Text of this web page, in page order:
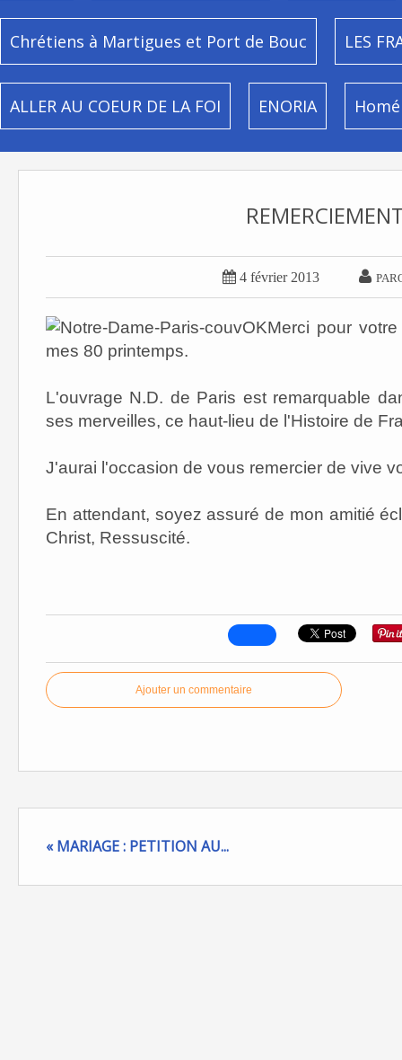
Chrétiens à Martigues et Port de Bouc LES
ALLER AU COEUR DE LA FOI ENORIA
 4 février 2013 
Merci pour
mes 80 printemps.
L'ouvrage N.D. de Paris est remarquable
ses merveilles, ce haut-lieu de l'Histoire de
J'aurai l'occasion de vous remercier de vive
En attendant, soyez assuré de mon amitié
Christ, Ressuscité.
Ajouter un commentaire
« MARIAGE : PETITION AU...